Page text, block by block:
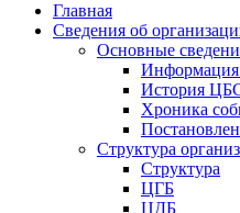
Главная
Сведения об
Основные
Информация
История
Хроника
Структура
Структура
ЦГБ
ЦДБ